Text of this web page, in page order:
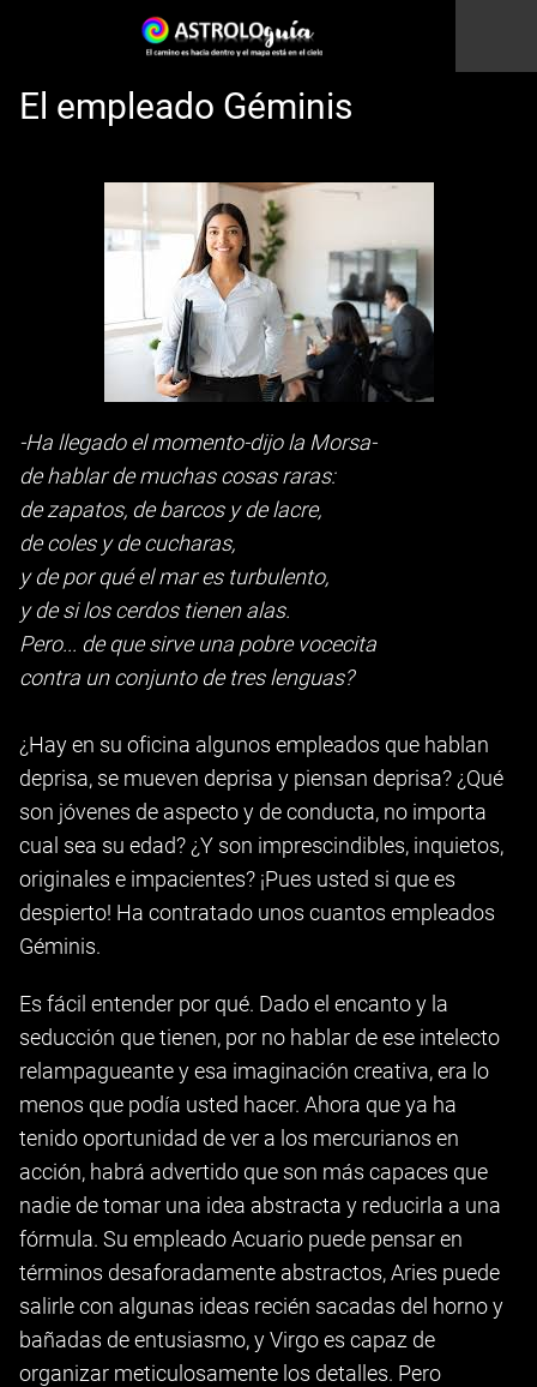
El empleado Géminis
-Ha llegado el momento-dijo la Morsa-
de hablar de muchas cosas raras:
de zapatos, de barcos y de lacre,
de coles y de cucharas,
y de por qué el mar es turbulento,
y de si los cerdos tienen alas.
Pero... de que sirve una pobre vocecita
contra un conjunto de tres lenguas?
¿Hay en su oficina algunos empleados que hablan
deprisa, se mueven deprisa y piensan deprisa? ¿Qué
son jóvenes de aspecto y de conducta, no importa
cual sea su edad? ¿Y son imprescindibles, inquietos,
originales e impacientes? ¡Pues usted si que es
despierto! Ha contratado unos cuantos empleados
Géminis.
Es fácil entender por qué. Dado el encanto y la
seducción que tienen, por no hablar de ese intelecto
relampagueante y esa imaginación creativa, era lo
menos que podía usted hacer. Ahora que ya ha
tenido oportunidad de ver a los mercurianos en
acción, habrá advertido que son más capaces que
nadie de tomar una idea abstracta y reducirla a una
fórmula. Su empleado Acuario puede pensar en
términos desaforadamente abstractos, Aries puede
salirle con algunas ideas recién sacadas del horno y
bañadas de entusiasmo, y Virgo es capaz de
organizar meticulosamente los detalles. Pero